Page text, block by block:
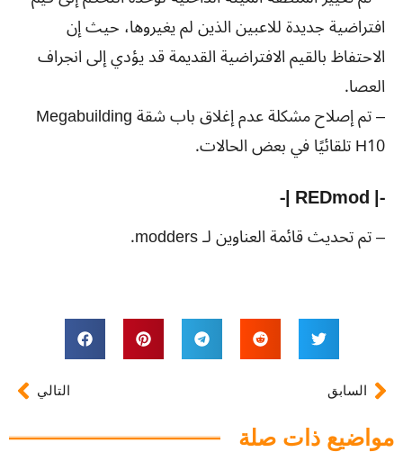
افتراضية جديدة للاعبين الذين لم يغيروها، حيث إن
الاحتفاظ بالقيم الافتراضية القديمة قد يؤدي إلى انجراف
العصا.
– تم إصلاح مشكلة عدم إغلاق باب شقة Megabuilding
H10 تلقائيًا في بعض الحالات.
-| REDmod |-
– تم تحديث قائمة العناوين لـ modders.
السابق التالي
مواضيع ذات صلة